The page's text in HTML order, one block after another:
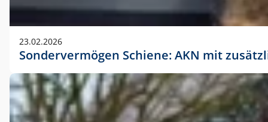
23.02.2026
Sondervermögen Schiene: AKN mit